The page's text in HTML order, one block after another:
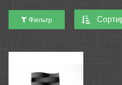
Фильтр